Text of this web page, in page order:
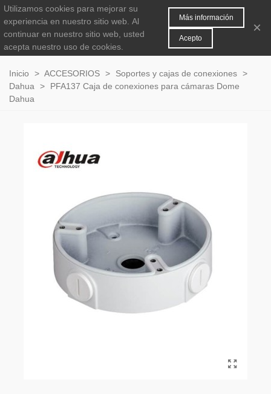
0
Inicio > ACCESORIOS > Soportes y cajas de conexiones >
Dahua
>
PFA137 Caja de conexiones para cámaras Dome
Dahua
Utilizamos cookies para mejorar su
experiencia en nuestro sitio web. Al
continuar en nuestro sitio web, usted
acepta nuestro uso de cookies.
Más información
Acepto
×